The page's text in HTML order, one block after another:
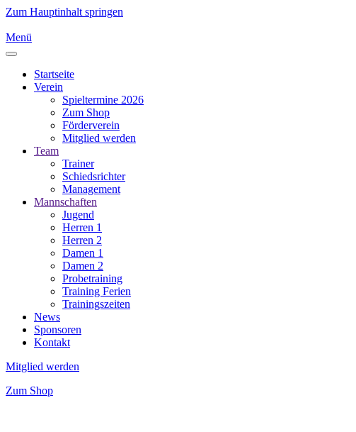
Zum Hauptinhalt springen
Menü
Startseite
Verein
Spieltermine 2026
Zum Shop
Förderverein
Mitglied werden
Team
Trainer
Schiedsrichter
Management
Mannschaften
Jugend
Herren 1
Herren 2
Damen 1
Damen 2
Probetraining
Training Ferien
Trainingszeiten
News
Sponsoren
Kontakt
Mitglied werden
Zum Shop